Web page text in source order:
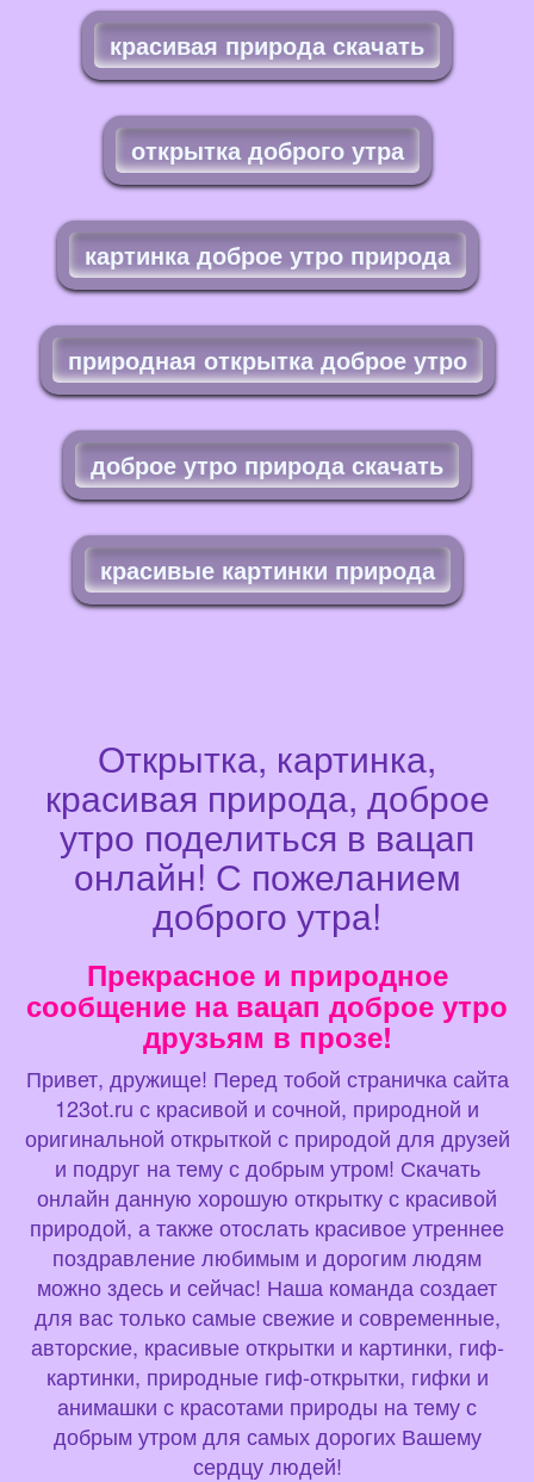
красивая природа скачать
открытка доброго утра
картинка доброе утро природа
природная открытка доброе утро
доброе утро природа скачать
красивые картинки природа
Открытка, картинка,
красивая природа, доброе
утро поделиться в вацап
онлайн! С пожеланием
доброго утра!
Прекрасное и природное
сообщение на вацап доброе утро
друзьям в прозе!
Привет, дружище! Перед тобой страничка сайта
123ot.ru с красивой и сочной, природной и
оригинальной открыткой с природой для друзей
и подруг на тему с добрым утром! Скачать
онлайн данную хорошую открытку с красивой
природой, а также отослать красивое утреннее
поздравление любимым и дорогим людям
можно здесь и сейчас! Наша команда создает
для вас только самые свежие и современные,
авторские, красивые открытки и картинки, гиф-
картинки, природные гиф-открытки, гифки и
анимашки с красотами природы на тему с
добрым утром для самых дорогих Вашему
сердцу людей!